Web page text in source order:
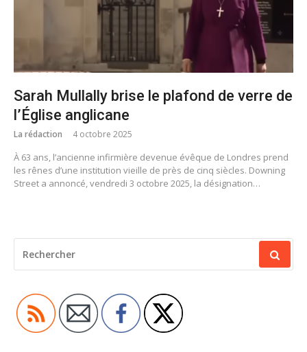
Sarah Mullally brise le plafond de verre de
l’Église anglicane
La rédaction 4 octobre 2025
À 63 ans, l’ancienne infirmière devenue évêque de Londres prend
les rênes d’une institution vieille de près de cinq siècles. Downing
Street a annoncé, vendredi 3 octobre 2025, la désignation…
POUR
: